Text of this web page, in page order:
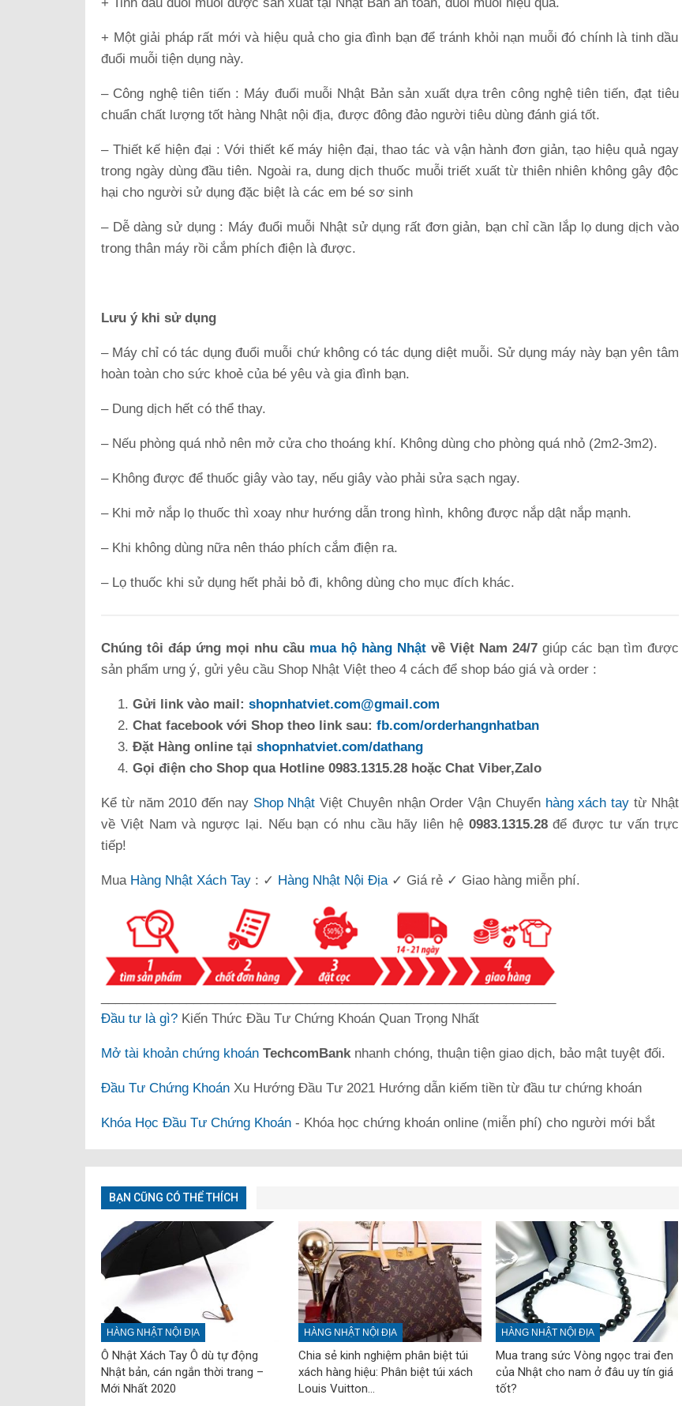
+ Tinh dầu đuổi muỗi được sản xuất tại Nhật Bản an toàn, đuổi muỗi hiệu quả.
+ Một giải pháp rất mới và hiệu quả cho gia đình bạn để tránh khỏi nạn muỗi đó chính là tinh dầu
đuổi muỗi tiện dụng này.
– Công nghệ tiên tiến : Máy đuổi muỗi Nhật Bản sản xuất dựa trên công nghệ tiên tiến, đạt tiêu
chuẩn chất lượng tốt hàng Nhật nội địa, được đông đảo người tiêu dùng đánh giá tốt.
– Thiết kế hiện đại : Với thiết kế máy hiện đại, thao tác và vận hành đơn giản, tạo hiệu quả ngay
trong ngày dùng đầu tiên. Ngoài ra, dung dịch thuốc muỗi triết xuất từ thiên nhiên không gây độc
hại cho người sử dụng đặc biệt là các em bé sơ sinh
– Dễ dàng sử dụng : Máy đuổi muỗi Nhật sử dụng rất đơn giản, bạn chỉ cần lắp lọ dung dịch vào
trong thân máy rồi cắm phích điện là được.
Lưu ý khi sử dụng
– Máy chỉ có tác dụng đuổi muỗi chứ không có tác dụng diệt muỗi. Sử dụng máy này bạn yên tâm
hoàn toàn cho sức khoẻ của bé yêu và gia đình bạn.
– Dung dịch hết có thể thay.
– Nếu phòng quá nhỏ nên mở cửa cho thoáng khí. Không dùng cho phòng quá nhỏ (2m2-3m2).
– Không được để thuốc giây vào tay, nếu giây vào phải sửa sạch ngay.
– Khi mở nắp lọ thuốc thì xoay như hướng dẫn trong hình, không được nắp dật nắp mạnh.
– Khi không dùng nữa nên tháo phích cắm điện ra.
– Lọ thuốc khi sử dụng hết phải bỏ đi, không dùng cho mục đích khác.
Chúng tôi đáp ứng mọi nhu cầu mua hộ hàng Nhậtvề Việt Nam 24/7giúp các bạn tìm được
sản phẩm ưng ý, gửi yêu cầu Shop Nhật Việt theo 4 cách để shop báo giá và order :
Gửi link vào mail: shopnhatviet.com@gmail.com
Chat facebook với Shop theo link sau: fb.com/orderhangnhatban
Đặt Hàng online tại shopnhatviet.com/dathang
Gọi điện cho Shop qua Hotline 0983.1315.28 hoặc Chat Viber,Zalo
Kể từ năm 2010 đến nay Shop Nhật Việt Chuyên nhận Order Vận Chuyển hàng xách tay từ Nhật
về Việt Nam và ngược lại. Nếu bạn có nhu cầu hãy liên hệ 0983.1315.28để được tư vấn trực
tiếp!
Mua Hàng Nhật Xách Tay : ✓ Hàng Nhật Nội Địa✓ Giá rẻ ✓ Giao hàng miễn phí.
Đầu tư là gì? Kiến Thức Đầu Tư Chứng Khoán Quan Trọng Nhất
Mở tài khoản chứng khoán TechcomBank nhanh chóng, thuận tiện giao dịch, bảo mật tuyệt đối.
Đầu Tư Chứng Khoán Xu Hướng Đầu Tư 2021 Hướng dẫn kiếm tiền từ đầu tư chứng khoán
Khóa Học Đầu Tư Chứng Khoán - Khóa học chứng khoán online (miễn phí) cho người mới bắt
BẠN CŨNG CÓ THỂ THÍCH
HÀNG NHẬT NỘI ĐỊA
Ô Nhật Xách Tay Ô dù tự động
Nhật bản, cán ngắn thời trang –
Mới Nhất 2020
HÀNG NHẬT NỘI ĐỊA
Chia sẻ kinh nghiệm phân biệt túi
xách hàng hiệu: Phân biệt túi xách
Louis Vuitton…
HÀNG NHẬT NỘI ĐỊA
Mua trang sức Vòng ngọc trai đen
của Nhật cho nam ở đâu uy tín giá
tốt?